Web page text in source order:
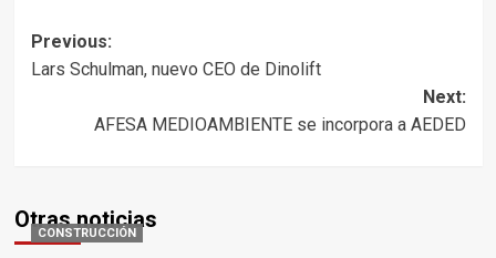
Post
Previous:
Lars Schulman, nuevo CEO de Dinolift
Next:
AFESA MEDIOAMBIENTE se incorpora a AEDED
Otras noticias
CONSTRUCCIÓN